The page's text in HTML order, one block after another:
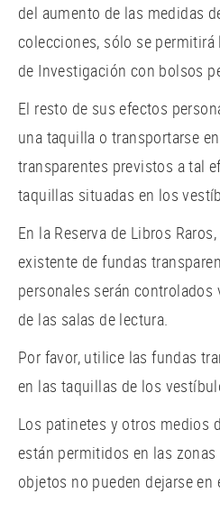
del aumento de las medidas
colecciones, sólo se
de Investigación con bolsos
El resto de sus efectos
una taquilla o transportarse
transparentes previstos a tal
taquillas situadas en los
En la Reserva de Libros
existente de fundas
personales serán
de las salas de lectura.
Por favor, utilice las fundas
en las taquillas de los
Los patinetes y otros medios
están permitidos en las
objetos no pueden dejarse en